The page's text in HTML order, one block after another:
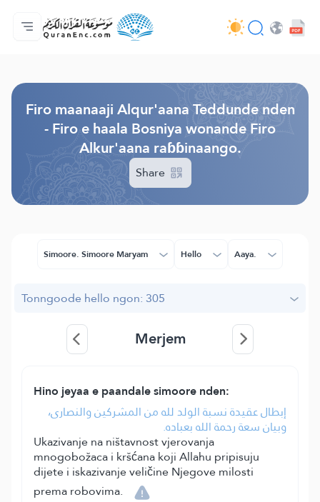
Jaɓɓorgo
Loowdi firooji ɗi
Audio
Golleeji topayɓe ( heyɗintinooɓe) ɓen - API
Fii eɓɓoore nde
Humpo'ndir e amen
Ɗemngal
Firo maanaaji Alqur'aana Teddunde nden
- Firo e haala Bosniya wonande Firo
Alkur'aana raɓɓinaango.
Share
Simoore. Simoore Maryam Hello Aaya.
Tonngoode hello ngon: 305
Merjem
Hino jeyaa e paandale simoore nden:
إبطال عقيدة نسبة الولد لله من المشركين والنصارى،
وبيان سعة رحمة الله بعباده.
Ukazivanje na ništavnost vjerovanja
mnogobožaca i kršćana koji Allahu pripisuju
dijete i iskazivanje veličine Njegove milosti
prema robovima.